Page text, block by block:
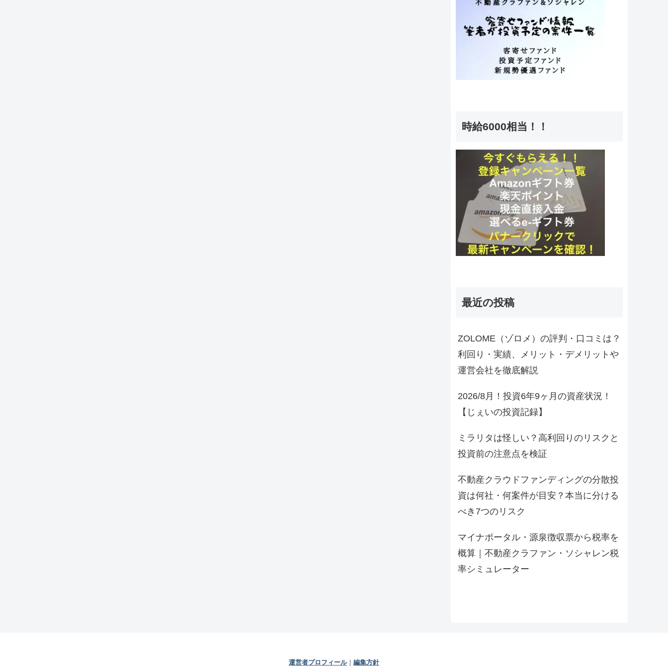
時給6000相当！！
最近の投稿
ZOLOME（ゾロメ）の評判・口コミは？
利回り・実績、メリット・デメリットや
運営会社を徹底解説
2026/8月！投資6年9ヶ月の資産状況！
【じぇいの投資記録】
ミラリタは怪しい？高利回りのリスクと
投資前の注意点を検証
不動産クラウドファンディングの分散投
資は何社・何案件が目安？本当に分ける
べき7つのリスク
マイナポータル・源泉徴収票から税率を
概算｜不動産クラファン・ソシャレン税
率シミュレーター
運営者プロフィール｜ 編集方針